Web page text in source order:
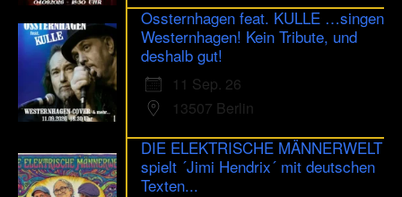
Ossternhagen feat. KULLE …singen
Westernhagen! Kein Tribute, und
deshalb gut!
11 Sep. 26
13507 Berlin
DIE ELEKTRISCHE MÄNNERWELT
spielt ´Jimi Hendrix´ mit deutschen
Texten...